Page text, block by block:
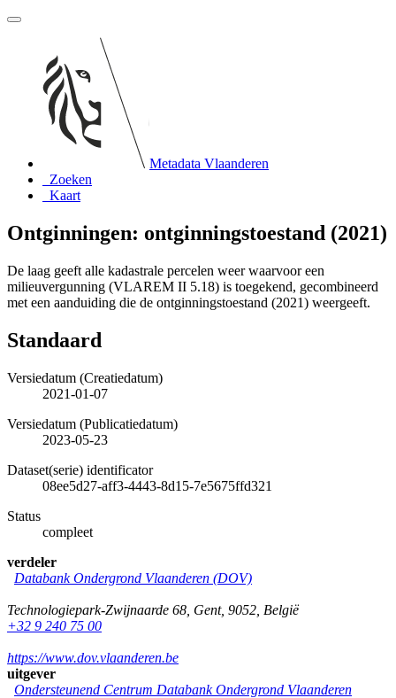
Metadata Vlaanderen
Zoeken
Kaart
Ontginningen: ontginningstoestand (2021)
De laag geeft alle kadastrale percelen weer waarvoor een
milieuvergunning (VLAREM II 5.18) is toegekend, gecombineerd
met een aanduiding die de ontginningstoestand (2021) weergeeft.
Standaard
Versiedatum (Creatiedatum)
2021-01-07
Versiedatum (Publicatiedatum)
2023-05-23
Dataset(serie) identificator
08ee5d27-aff3-4443-8d15-7e5675ffd321
Status
compleet
verdeler
Databank Ondergrond Vlaanderen (DOV)
Technologiepark-Zwijnaarde 68 Gent, 9052 België
+32 9 240 75 00
https://www.dov.vlaanderen.be
uitgever
Ondersteunend Centrum Databank Ondergrond Vlaanderen